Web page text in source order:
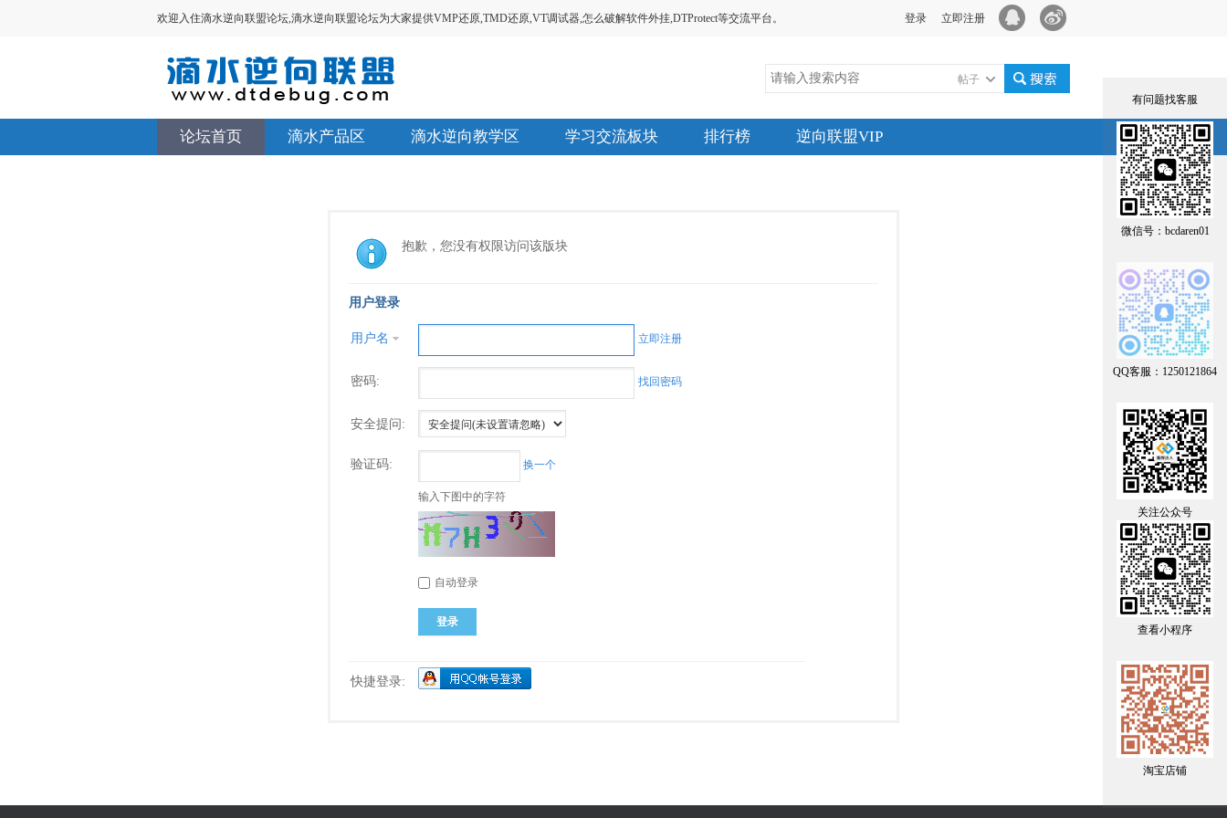
欢迎入住滴水逆向联盟论坛,滴水逆向联盟论坛为大家提供VMP还原,TMD还原,VT调试器,怎么破解软件外挂,DTProtect等交流平台。 立即注册
登录
帖子
论坛首页 滴水产品区 滴水逆向教学区 学习交流板块 排行榜 逆向联盟VIP
有问题找客服
微信号：bcdaren01
QQ客服：1250121864
关注公众号
查看小程序
淘宝店铺
抱歉，您没有权限访问该版块
用户登录
用户名 立即注册
密码: 找回密码
安全提问:
验证码: 换一个
输入下图中的字符
自动登录
登录
快捷登录: